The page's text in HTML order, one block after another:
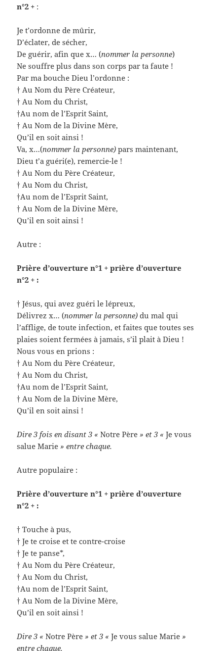
n°2 + :
Je t’ordonne de mûrir,
D’éclater, de sécher,
De guérir, afin que x… (nommer la personne)
Ne souffre plus dans son corps par ta faute !
Par ma bouche Dieu l’ordonne :
† Au Nom du Père Créateur,
† Au Nom du Christ,
†Au nom de l’Esprit Saint,
† Au Nom de la Divine Mère,
Qu’il en soit ainsi !
Va, x…(nommer la personne) pars maintenant,
Dieu t’a guéri(e), remercie-le !
† Au Nom du Père Créateur,
† Au Nom du Christ,
†Au nom de l’Esprit Saint,
† Au Nom de la Divine Mère,
Qu’il en soit ainsi !
Autre :
Prière d’ouverture n°1 + prière d’ouverture
n°2 + :
† Jésus, qui avez guéri le lépreux,
Délivrez x… (nommer la personne) du mal qui
l’afflige, de toute infection, et faites que toutes ses
plaies soient fermées à jamais, s’il plait à Dieu !
Nous vous en prions :
† Au Nom du Père Créateur,
† Au Nom du Christ,
†Au nom de l’Esprit Saint,
† Au Nom de la Divine Mère,
Qu’il en soit ainsi !
Dire 3 fois en disant 3 «Notre Père » et 3 «Je vous
salue Marie » entre chaque.
Autre populaire :
Prière d’ouverture n°1 + prière d’ouverture
n°2 + :
† Touche à pus,
† Je te croise et te contre-croise
† Je te panse*,
† Au Nom du Père Créateur,
† Au Nom du Christ,
†Au nom de l’Esprit Saint,
† Au Nom de la Divine Mère,
Qu’il en soit ainsi !
Dire 3 «Notre Père » et 3 «Je vous salue Marie »
entre chaque.